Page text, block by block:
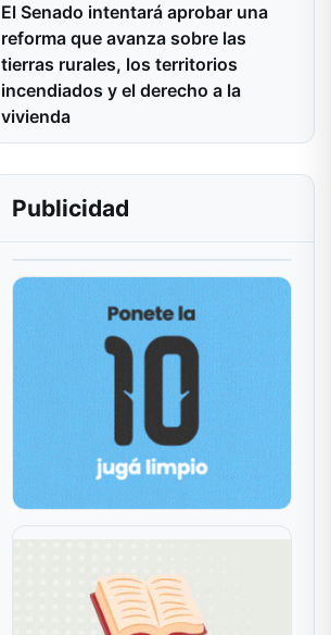
El Senado intentará aprobar una
reforma que avanza sobre las
tierras rurales, los territorios
incendiados y el derecho a la
vivienda
Publicidad